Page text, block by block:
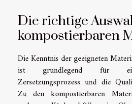
Die richtige
kompostierbaren
Die Kenntnis der geeigneten
ist grundlegend für
Zersetzungsprozess und die
Zu den kompostierbaren